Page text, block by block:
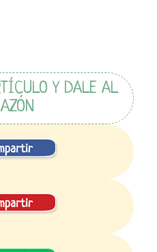
Y DALE AL